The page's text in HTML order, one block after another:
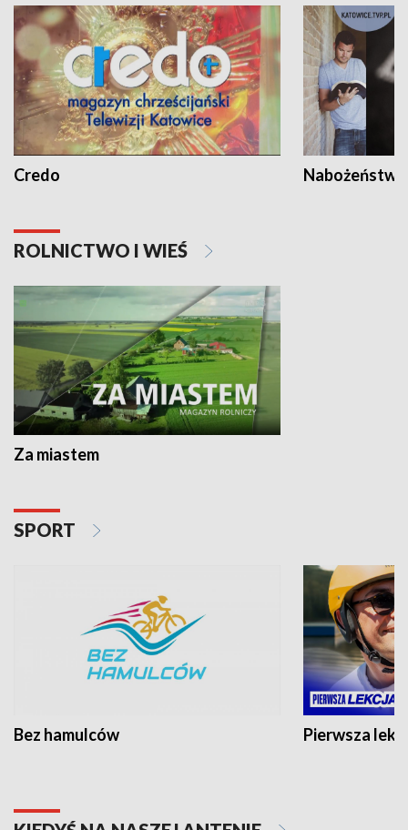
Credo
ROLNICTWO I WIEŚ
Za miastem
SPORT
Bez hamulców Pierwsza